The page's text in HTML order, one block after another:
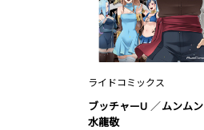
ライドコミックス
ブッチャーU
ムンムン
水龍敬